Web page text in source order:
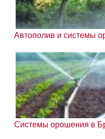
Автополив и системы
Системы орошения в